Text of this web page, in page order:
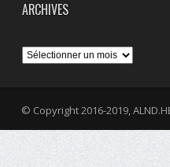
ARCHIVES
Archives
© Copyright 2016-2019,